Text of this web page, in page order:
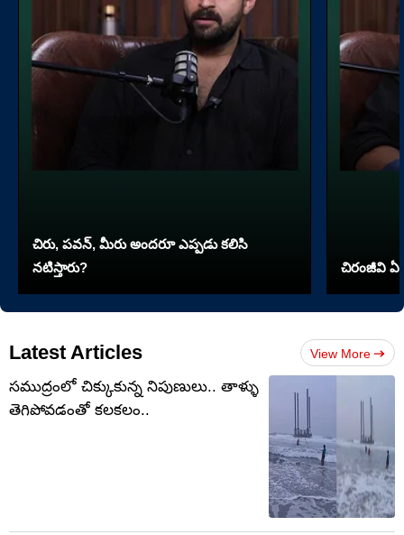
చిరు, పవన్, మీరు అందరూ ఎప్పడు కలిసి
నటిస్తారు?
చిరంజీవి ఏ
Latest Articles View More
సముద్రంలో చిక్కుకున్న నిపుణులు.. తాళ్ళు
తెగిపోవడంతో కలకలం..